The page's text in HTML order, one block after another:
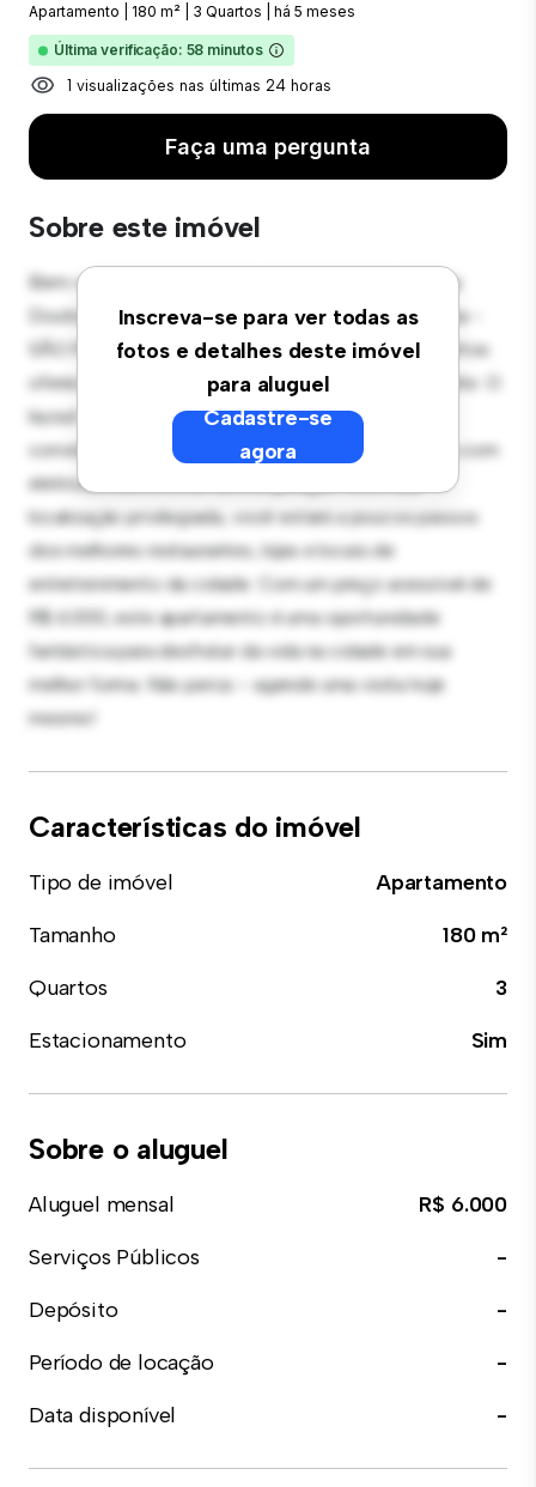
Apartamento 180 m² 3 Quartos há 5 meses
Última verificação: 58 minutos
1 visualizações nas últimas 24 horas
Faça uma pergunta
Sobre este imóvel
Inscreva-se para ver todas as
fotos e detalhes deste imóvel
para aluguel
Cadastre-se
agora
Bem-vindo ao seu novo refúgio urbano em Avenida
Doutor Guilherme Dumont Villares - Jardim Londrina -
SÃO PAULO! Este moderno apartamento de 3 quartos
oferece um espaço de vida elegante e aconchegante. O
layout em conceito aberto é perfeito para receber
convidados, e a cozinha sofisticada está equipada com
eletrodomésticos de última geração. Com sua
localização privilegiada, você estará a poucos passos
dos melhores restaurantes, lojas e locais de
entretenimento da cidade. Com um preço acessível de
R$ 6.000, este apartamento é uma oportunidade
fantástica para desfrutar da vida na cidade em sua
melhor forma. Não perca – agende uma visita hoje
mesmo!
Características do imóvel
Tipo de imóvel
Apartamento
Tamanho
180 m²
Quartos
3
Estacionamento
Sim
Sobre o aluguel
Aluguel mensal
R$ 6.000
Serviços Públicos
-
Depósito
-
Período de locação
-
Data disponível
-